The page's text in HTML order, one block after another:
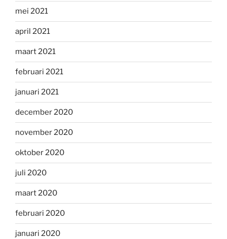
mei 2021
april 2021
maart 2021
februari 2021
januari 2021
december 2020
november 2020
oktober 2020
juli 2020
maart 2020
februari 2020
januari 2020